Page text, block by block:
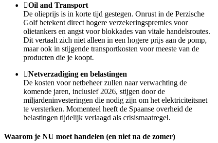
Oil and Transport
De olieprijs is in korte tijd gestegen. Onrust in de Perzische
Golf betekent direct hogere verzekeringspremies voor
olietankers en angst voor blokkades van vitale handelsroutes.
Dit vertaalt zich niet alleen in een hogere prijs aan de pomp,
maar ook in stijgende transportkosten voor meeste van de
producten die je koopt.
Netverzadiging en belastingen
De kosten voor netbeheer zullen naar verwachting de
komende jaren, inclusief 2026, stijgen door de
miljardeninvesteringen die nodig zijn om het elektriciteitsnet
te versterken. Momenteel heeft de Spaanse overheid de
belastingen tijdelijk verlaagd als crisismaatregel.
Waarom je NU moet handelen (en niet na de zomer)